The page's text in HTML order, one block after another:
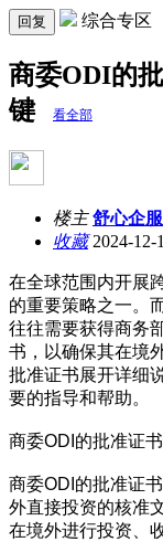
回复 综合专区
商委ODI的
键
看全部
楼主 舒心企服
收藏2024-12-
在全球范围内开展
的重要策略之一。
往往需要获得商务
书，以确保其在境
批准证书展开详细
要的指导和帮助。
商委ODI的批准证
商委ODI的批准证
外直接投资的核准
在境外进行投资、